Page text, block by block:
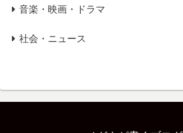
音楽・映画・ドラマ
社会・ニュース